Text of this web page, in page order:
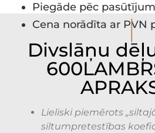
Piegāde pēc
Cena norādīta ar PVN
I
Divslāņu
Lieliski piemērots
siltumpretestības